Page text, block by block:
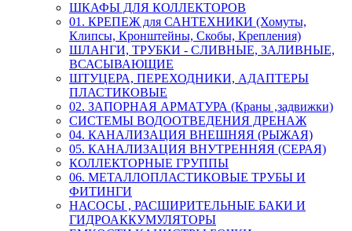
ШКАФЫ ДЛЯ КОЛЛЕКТОРОВ
01. КРЕПЕЖ для САНТЕХНИКИ (Хомуты,
Клипсы, Кронштейны, Скобы, Крепления)
ШЛАНГИ, ТРУБКИ - СЛИВНЫЕ, ЗАЛИВНЫЕ,
ВСАСЫВАЮЩИЕ
ШТУЦЕРА, ПЕРЕХОДНИКИ, АДАПТЕРЫ
ПЛАСТИКОВЫЕ
02. ЗАПОРНАЯ АРМАТУРА (Краны ,задвижки)
СИСТЕМЫ ВОДООТВЕДЕНИЯ ДРЕНАЖ
04. КАНАЛИЗАЦИЯ ВНЕШНЯЯ (РЫЖАЯ)
05. КАНАЛИЗАЦИЯ ВНУТРЕННЯЯ (СЕРАЯ)
КОЛЛЕКТОРНЫЕ ГРУППЫ
06. МЕТАЛЛОПЛАСТИКОВЫЕ ТРУБЫ И
ФИТИНГИ
НАСОСЫ , РАСШИРИТЕЛЬНЫЕ БАКИ И
ГИДРОАККУМУЛЯТОРЫ